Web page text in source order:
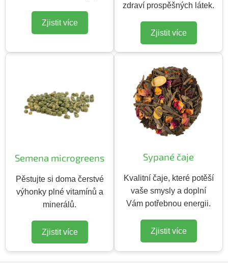
Zjistit více
zdraví prospěšných látek.
Zjistit více
Semena microgreens
Pěstujte si doma čerstvé
výhonky plné vitamínů a
minerálů.
Zjistit více
Sypané čaje
Kvalitní čaje, které potěší
vaše smysly a doplní
Vám potřebnou energii.
Zjistit více